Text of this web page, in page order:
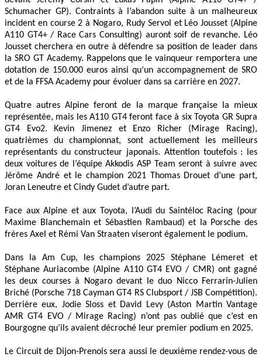
Schumacher GP). Contraints à l’abandon suite à un malheureux
incident en course 2 à Nogaro, Rudy Servol et Léo Jousset (Alpine
A110 GT4+ / Race Cars Consulting) auront soif de revanche. Léo
Jousset cherchera en outre à défendre sa position de leader dans
la SRO GT Academy. Rappelons que le vainqueur remportera une
dotation de 150.000 euros ainsi qu’un accompagnement de SRO
et de la FFSA Academy pour évoluer dans sa carrière en 2027.
Quatre autres Alpine feront de la marque française la mieux
représentée, mais les A110 GT4 feront face à six Toyota GR Supra
GT4 Evo2. Kevin Jimenez et Enzo Richer (Mirage Racing),
quatrièmes du championnat, sont actuellement les meilleurs
représentants du constructeur japonais. Attention toutefois : les
deux voitures de l’équipe Akkodis ASP Team seront à suivre avec
Jérôme André et le champion 2021 Thomas Drouet d’une part,
Joran Leneutre et Cindy Gudet d’autre part.
Face aux Alpine et aux Toyota, l’Audi du Saintéloc Racing (pour
Maxime Blanchemain et Sébastien Rambaud) et la Porsche des
frères Axel et Rémi Van Straaten viseront également le podium.
Dans la Am Cup, les champions 2025 Stéphane Lémeret et
Stéphane Auriacombe (Alpine A110 GT4 EVO / CMR) ont gagné
les deux courses à Nogaro devant le duo Nicco Ferrarin-Julien
Briché (Porsche 718 Cayman GT4 RS Clubsport / JSB Compétition).
Derrière eux, Jodie Sloss et David Levy (Aston Martin Vantage
AMR GT4 EVO / Mirage Racing) n’ont pas oublié que c’est en
Bourgogne qu’ils avaient décroché leur premier podium en 2025.
Le Circuit de Dijon-Prenois sera aussi le deuxième rendez-vous de